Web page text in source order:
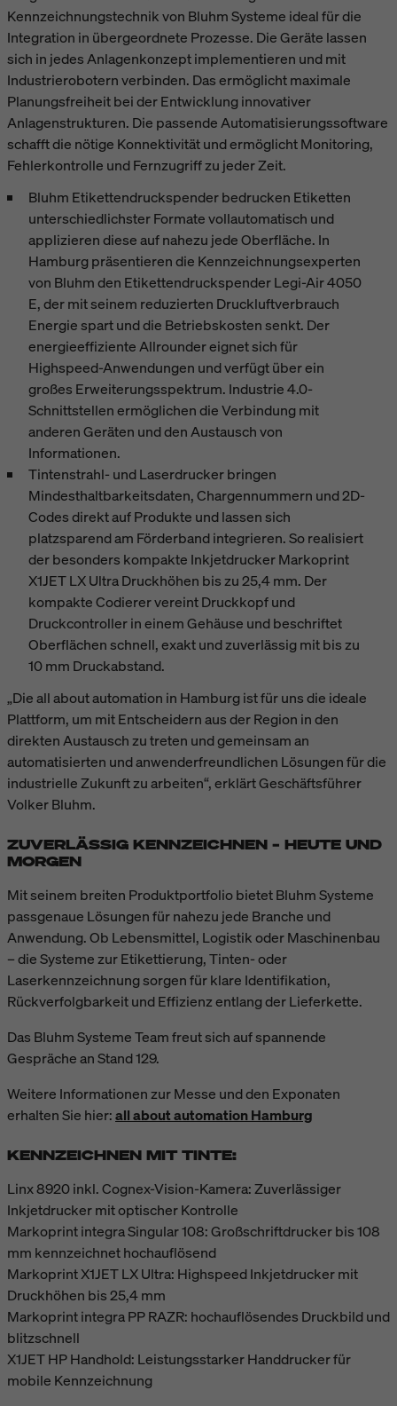
Kennzeichnungstechnik von Bluhm Systeme ideal für die
Integration in übergeordnete Prozesse. Die Geräte lassen
sich in jedes Anlagenkonzept implementieren und mit
Industrierobotern verbinden. Das ermöglicht maximale
Planungsfreiheit bei der Entwicklung innovativer
Anlagenstrukturen. Die passende Automatisierungssoftware
schafft die nötige Konnektivität und ermöglicht Monitoring,
Fehlerkontrolle und Fernzugriff zu jeder Zeit.
Bluhm Etikettendruckspender bedrucken Etiketten
unterschiedlichster Formate vollautomatisch und
applizieren diese auf nahezu jede Oberfläche. In
Hamburg präsentieren die Kennzeichnungsexperten
von Bluhm den Etikettendruckspender Legi-Air 4050
E, der mit seinem reduzierten Druckluftverbrauch
Energie spart und die Betriebskosten senkt. Der
energieeffiziente Allrounder eignet sich für
Highspeed-Anwendungen und verfügt über ein
großes Erweiterungsspektrum. Industrie 4.0-
Schnittstellen ermöglichen die Verbindung mit
anderen Geräten und den Austausch von
Informationen.
Tintenstrahl- und Laserdrucker bringen
Mindesthaltbarkeitsdaten, Chargennummern und 2D-
Codes direkt auf Produkte und lassen sich
platzsparend am Förderband integrieren. So realisiert
der besonders kompakte Inkjetdrucker Markoprint
X1JET LX Ultra Druckhöhen bis zu 25,4 mm. Der
kompakte Codierer vereint Druckkopf und
Druckcontroller in einem Gehäuse und beschriftet
Oberflächen schnell, exakt und zuverlässig mit bis zu
10 mm Druckabstand.
„Die all about automation in Hamburg ist für uns die ideale
Plattform, um mit Entscheidern aus der Region in den
direkten Austausch zu treten und gemeinsam an
automatisierten und anwenderfreundlichen Lösungen für die
industrielle Zukunft zu arbeiten“, erklärt Geschäftsführer
Volker Bluhm.
ZUVERLÄSSIG KENNZEICHNEN – HEUTE UND
MORGEN
Mit seinem breiten Produktportfolio bietet Bluhm Systeme
passgenaue Lösungen für nahezu jede Branche und
Anwendung. Ob Lebensmittel, Logistik oder Maschinenbau
– die Systeme zur Etikettierung, Tinten- oder
Laserkennzeichnung sorgen für klare Identifikation,
Rückverfolgbarkeit und Effizienz entlang der Lieferkette.
Das Bluhm Systeme Team freut sich auf spannende
Gespräche an Stand 129.
Weitere Informationen zur Messe und den Exponaten
erhalten Sie hier:all about automation Hamburg
KENNZEICHNEN MIT TINTE:
Linx 8920 inkl. Cognex-Vision-Kamera: Zuverlässiger
Inkjetdrucker mit optischer Kontrolle
Markoprint integra Singular 108: Großschriftdrucker bis 108
mm kennzeichnet hochauflösend
Markoprint X1JET LX Ultra: Highspeed Inkjetdrucker mit
Druckhöhen bis 25,4 mm
Markoprint integra PP RAZR: hochauflösendes Druckbild und
blitzschnell
X1JET HP Handhold: Leistungsstarker Handdrucker für
mobile Kennzeichnung